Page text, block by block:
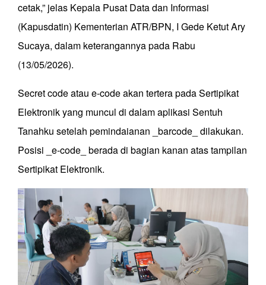
cetak,” jelas Kepala Pusat Data dan Informasi
(Kapusdatin) Kementerian ATR/BPN, I Gede Ketut Ary
Sucaya, dalam keterangannya pada Rabu
(13/05/2026).
Secret code atau e-code akan tertera pada Sertipikat
Elektronik yang muncul di dalam aplikasi Sentuh
Tanahku setelah pemindaianan _barcode_ dilakukan.
Posisi _e-code_ berada di bagian kanan atas tampilan
Sertipikat Elektronik.